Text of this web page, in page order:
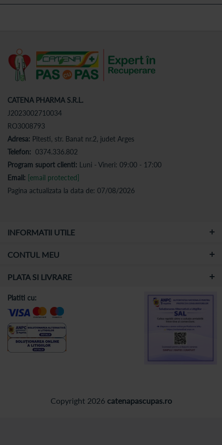
CATENA PHARMA S.R.L.
J2023002710034
RO3008793
Adresa: Pitesti, str. Banat nr.2, judet Arges
Telefon: 0374.336.802
Program suport clienti: Luni - Vineri: 09:00 - 17:00
Email: [email protected]
Pagina actualizata la data de: 07/08/2026
INFORMATII UTILE
CONTUL MEU
PLATA SI LIVRARE
Copyright 2026 catenapascupas.ro
Platiti cu: